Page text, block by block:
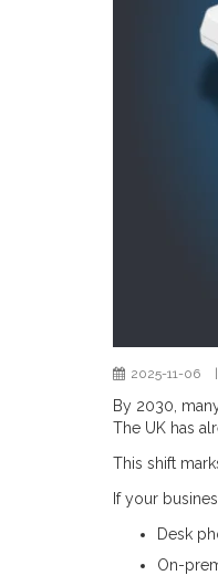
2025-11-06
By 2030,
The UK has
This shift
If your
Desk
On-